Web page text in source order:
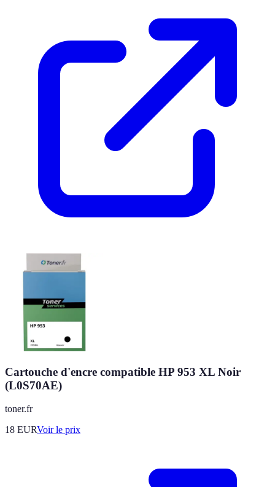
Cartouche d'encre compatible HP 953 XL Noir
(L0S70AE)
toner.fr
18 EURVoir le prix